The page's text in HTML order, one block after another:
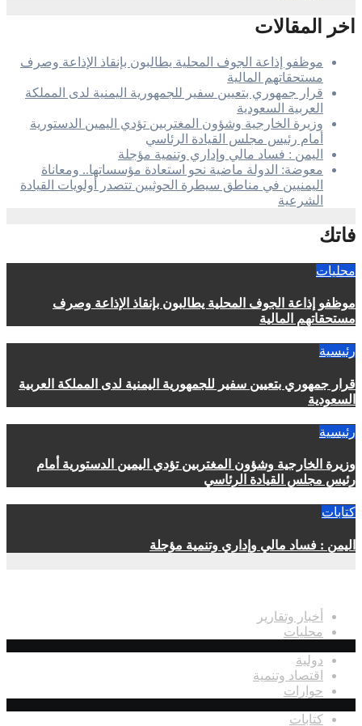
اخر المقالات
موظفو إذاعة الجوف المحلية يطالبون بإنقاذ الإذاعة وصرف
مستحقاتهم المالية
قرار جمهوري بتعيين سفير للجمهورية اليمنية لدى المملكة
العربية السعودية
وزيرة الخارجية وشؤون المغتربين تؤدي اليمين الدستورية
أمام رئيس مجلس القيادة الرئاسي
اليمن : فساد مالي وإداري وتنمية مؤجلة
معوضة: الدولة ماضية نحو استعادة مؤسساتها.. ومعاناة
اليمنيين في مناطق سيطرة الحوثيين تتصدر أولويات القيادة
الشرعية
فاتك
محليات
موظفو إذاعة الجوف المحلية يطالبون بإنقاذ الإذاعة وصرف
مستحقاتهم المالية
رئيسية
قرار جمهوري بتعيين سفير للجمهورية اليمنية لدى المملكة العربية
السعودية
رئيسية
وزيرة الخارجية وشؤون المغتربين تؤدي اليمين الدستورية أمام
رئيس مجلس القيادة الرئاسي
كتابات
اليمن : فساد مالي وإداري وتنمية مؤجلة
أخبار وتقارير
محليات
دولية
اقتصاد وتنمية
حوارات
كتابات